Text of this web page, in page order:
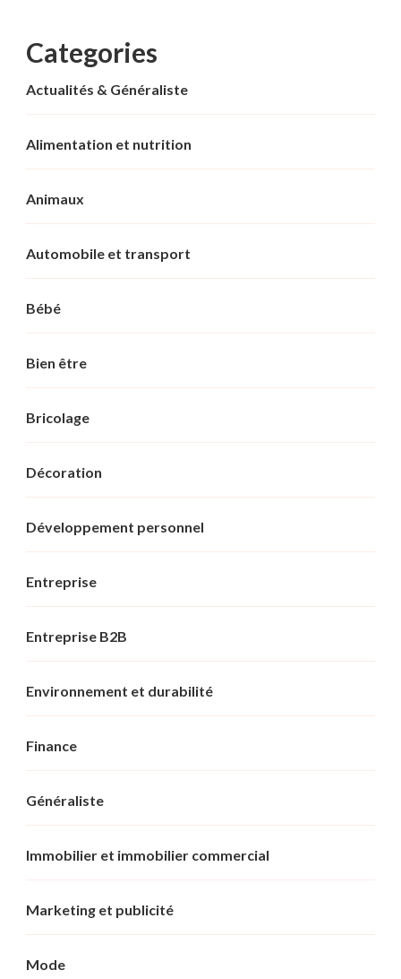
Categories
Actualités & Généraliste
Alimentation et nutrition
Animaux
Automobile et transport
Bébé
Bien être
Bricolage
Décoration
Développement personnel
Entreprise
Entreprise B2B
Environnement et durabilité
Finance
Généraliste
Immobilier et immobilier commercial
Marketing et publicité
Mode